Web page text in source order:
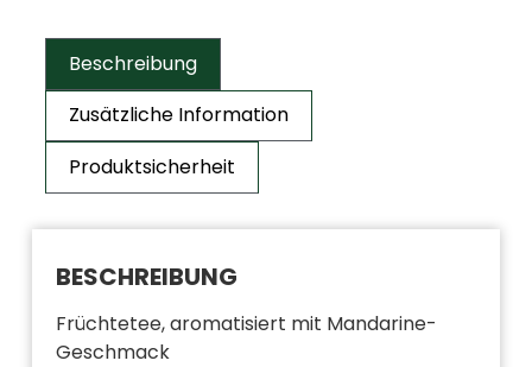
Beschreibung
Zusätzliche Information
Produktsicherheit
BESCHREIBUNG
Früchtetee, aromatisiert mit Mandarine-
Geschmack